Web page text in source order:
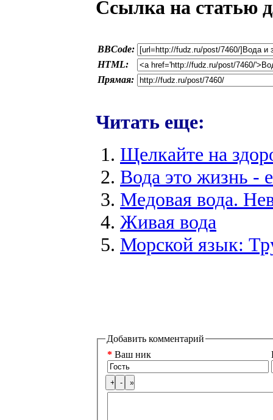
Ссылка на статью
BBCode:
HTML:
Прямая:
Читать еще:
Щелкайте на
Вода это жизнь -
Медовая вода.
Живая вода
Морской язык:
Добавить комментарий
* Ваш ник